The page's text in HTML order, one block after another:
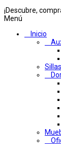
¡Descubre,
Menú
Inicio
Sillas